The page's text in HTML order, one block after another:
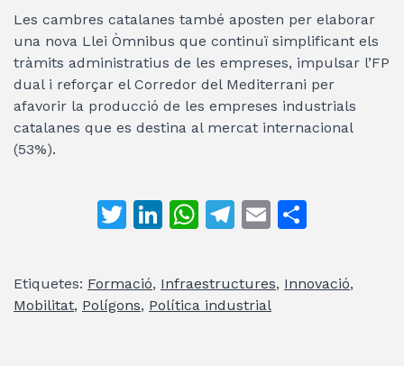
Les cambres catalanes també aposten per elaborar
una nova Llei Òmnibus que continuï simplificant els
tràmits administratius de les empreses, impulsar l’FP
dual i reforçar el Corredor del Mediterrani per
afavorir la producció de les empreses industrials
catalanes que es destina al mercat internacional
(53%).
T
itt
er
Li
k
e
W
at
s
T
e
gr
E
ai
l
m
p
Etiquetes: Formació, Infraestructures, Innovació,
Mobilitat, Polígons, Política industrial